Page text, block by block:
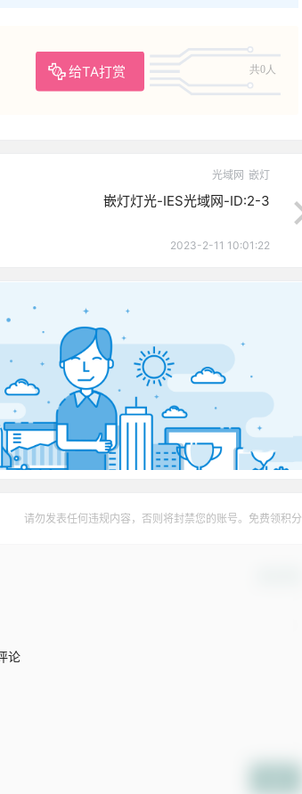
给TA打赏 共0人
光域网 嵌灯
嵌灯灯光-IES光域网-ID:2-3
2023-2-11 10:01:22
请勿发表任何违规内容，否则将封禁您的账号。免费领积分
论